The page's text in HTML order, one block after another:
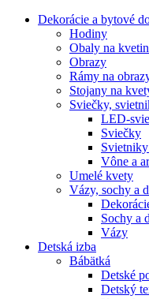
Dekorácie a bytové
Hodiny
Obaly na
Obrazy
Rámy na
Stojany na
Sviečky,
LED-
Sviečky
Vône a
Umelé kvety
Vázy, sochy a
Sochy a
Vázy
Detská izba
Bábätká
Detské
Detský